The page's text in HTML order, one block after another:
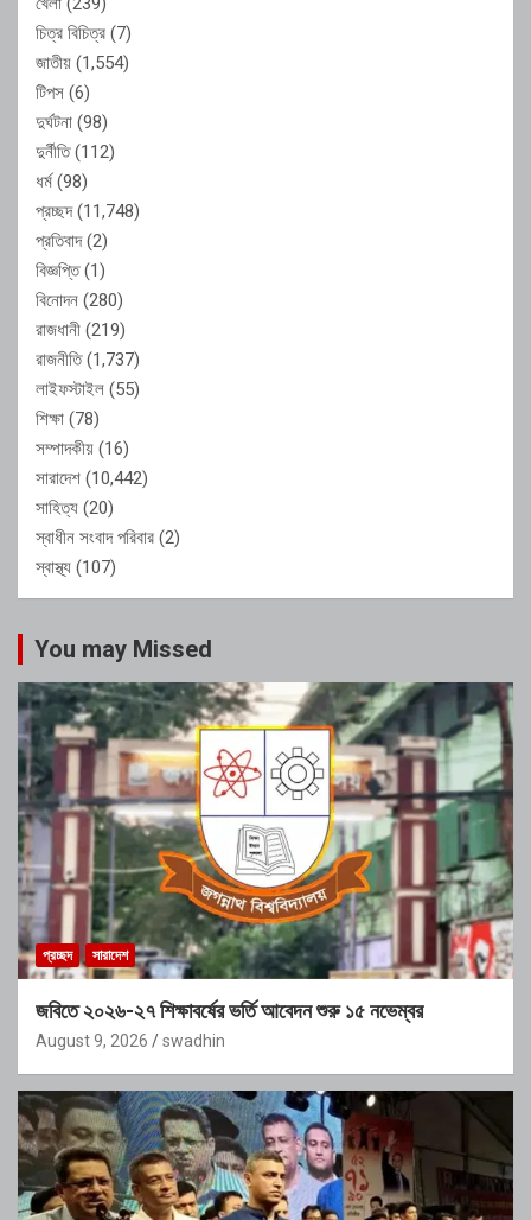
চিত্র বিচিত্র (7)
জাতীয় (1,554)
টিপস (6)
দুর্ঘটনা (98)
দুর্নীতি(112)
ধর্ম(98)
প্রচ্ছদ(11,748)
প্রতিবাদ(2)
বিজ্ঞপ্তি(1)
বিনোদন (280)
রাজধানী (219)
রাজনীতি(1,737)
লাইফস্টাইল (55)
শিক্ষা (78)
সম্পাদকীয় (16)
সারাদেশ (10,442)
সাহিত্য (20)
স্বাধীন সংবাদ পরিবার (2)
স্বাস্থ্য (107)
You may Missed
প্রচ্ছদ সারাদেশ
জবিতে ২০২৬-২৭ শিক্ষাবর্ষের ভর্তি আবেদন শুরু ১৫ নভেম্বর
August 9, 2026 swadhin